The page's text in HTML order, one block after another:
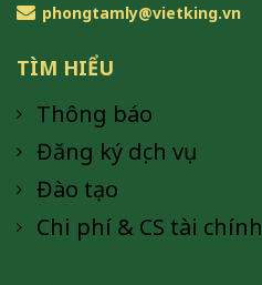
phongtamly@vietking.vn
TÌM HIỂU
Thông báo
Đăng ký dịch vụ
Đào tạo
Chi phí & CS tài chính